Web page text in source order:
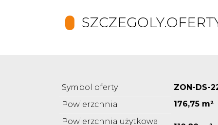
Symbol oferty
ZON-DS-
Powierzchnia
176,75 m²
Powierzchnia użytkowa